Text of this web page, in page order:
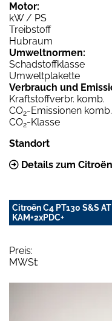
Motor:
kW / PS
Treibstoff
Hubraum
Umweltnormen:
Schadstoffklasse
Umweltplakette
Verbrauch und
Kraftstoffverbr. komb.
CO2-Emissionen komb.
CO2-Klasse
Standort
Details zum
Citroën C4 PT130 S&S
KAM+2xPDC+
Preis:
MWSt: